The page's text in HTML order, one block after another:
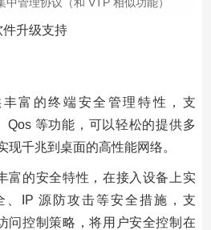
升级支持
丰富的终端安全管理特性，支
Qos 等功能，可以轻松的提供多
现千兆到桌面的高性能网络。
富的安全特性，在接入设备上实
、IP 源防攻击等安全措施，支
问控制策略，将用户安全控制在